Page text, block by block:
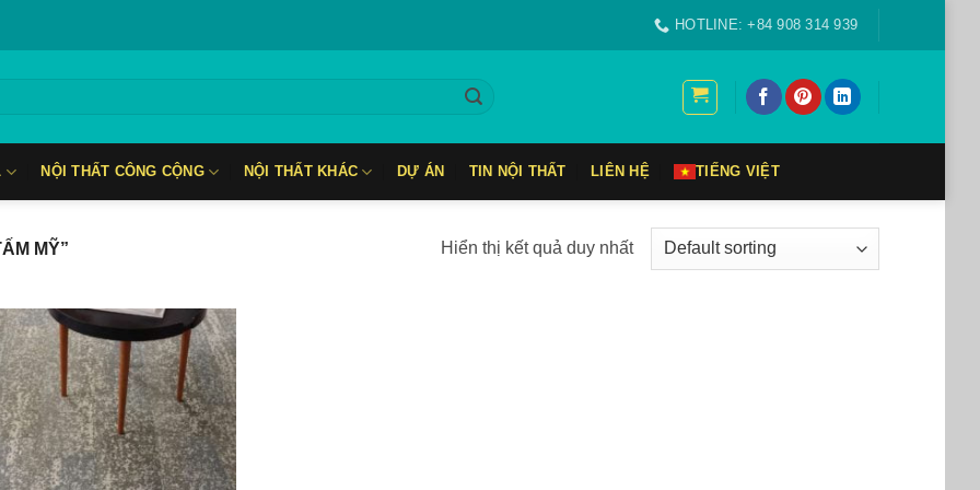
HOTLINE: +84 908 314 939
NỘI THẤT CÔNG CỘNG NỘI THẤT KHÁC DỰ ÁN TIN NỘI THẤT LIÊN HỆ TIẾNG VIỆT
MỸ” Hiển thị kết quả duy nhất